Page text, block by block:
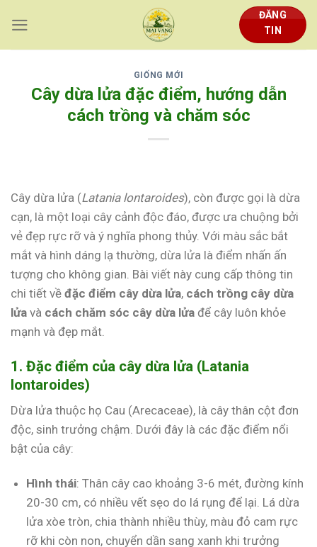
content
ĐĂNG
TIN
GIỐNG MỚI
Cây dừa lửa đặc điểm, hướng dẫn
cách trồng và chăm sóc
Cây dừa lửa (Latania lontaroides), còn được gọi là dừa
cạn, là một loại cây cảnh độc đáo, được ưa chuộng bởi
vẻ đẹp rực rỡ và ý nghĩa phong thủy. Với màu sắc bắt
mắt và hình dáng lạ thường, dừa lửa là điểm nhấn ấn
tượng cho không gian. Bài viết này cung cấp thông tin
chi tiết về đặc điểm cây dừa lửa, cách trồng cây dừa
lửa và cách chăm sóc cây dừa lửa để cây luôn khỏe
mạnh và đẹp mắt.
1. Đặc điểm của cây dừa lửa (Latania
lontaroides)
Dừa lửa thuộc họ Cau (Arecaceae), là cây thân cột đơn
độc, sinh trưởng chậm. Dưới đây là các đặc điểm nổi
bật của cây:
Hình thái: Thân cây cao khoảng 3-6 mét, đường kính
20-30 cm, có nhiều vết sẹo do lá rụng để lại. Lá dừa
lửa xòe tròn, chia thành nhiều thùy, màu đỏ cam rực
rỡ khi còn non, chuyển dần sang xanh khi trưởng